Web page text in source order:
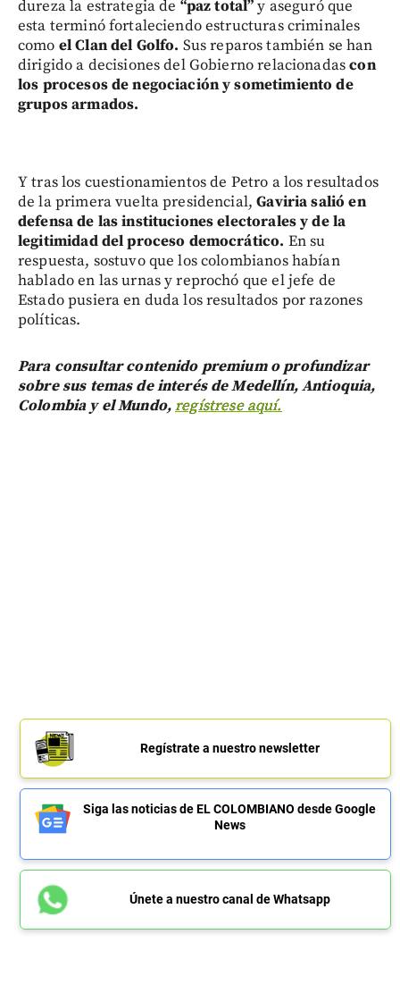
dureza la estrategia de “paz total”y aseguró que
esta terminó fortaleciendo estructuras criminales
como el Clan del Golfo. Sus reparos también se han
dirigido a decisiones del Gobierno relacionadascon
los procesos de negociación y sometimiento de
grupos armados.
Y tras los cuestionamientos de Petro a los resultados
de la primera vuelta presidencial, Gaviria salió en
defensa de las instituciones electorales y de la
legitimidad del proceso democrático. En su
respuesta, sostuvo que los colombianos habían
hablado en las urnas y reprochó que el jefe de
Estado pusiera en duda los resultados por razones
políticas.
Para consultar contenido premium o profundizar
sobre sus temas de interés de Medellín, Antioquia,
Colombia y el Mundo,regístrese aquí.
Regístrate a nuestro newsletter
Siga las noticias de EL COLOMBIANO desde Google
News
Únete a nuestro canal de Whatsapp